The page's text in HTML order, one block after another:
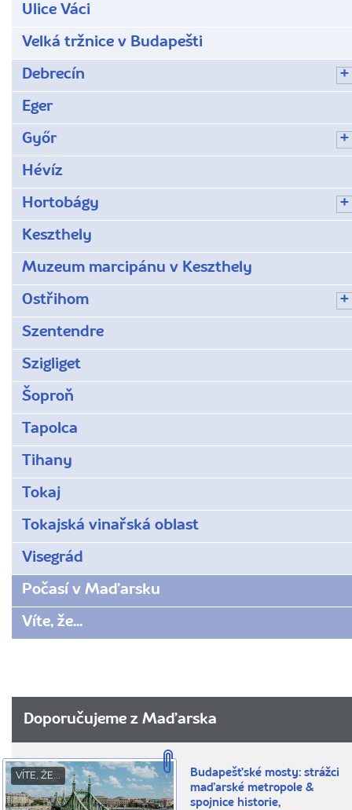
Ulice Váci
Velká tržnice v Budapešti
Debrecín
Eger
Győr
Hévíz
Hortobágy
Keszthely
Muzeum marcipánu v Keszthely
Ostřihom
Szentendre
Szigliget
Šoproň
Tapolca
Tihany
Tokaj
Tokajská vinařská oblast
Visegrád
Počasí v Maďarsku
Víte, že...
Doporučujeme z Maďarska
VÍTE, ŽE...
Budapešťské mosty: strážci
maďarské metropole &
spojnice historie,